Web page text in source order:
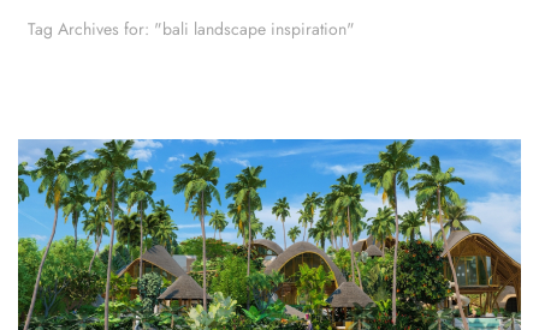
Tag Archives for: "bali landscape inspiration"